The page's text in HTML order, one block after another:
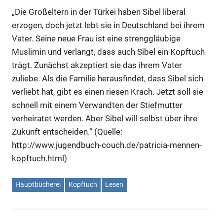
„Die Großeltern in der Türkei haben Sibel liberal
erzogen, doch jetzt lebt sie in Deutschland bei ihrem
Vater. Seine neue Frau ist eine strenggläubige
Muslimin und verlangt, dass auch Sibel ein Kopftuch
trägt. Zunächst akzeptiert sie das ihrem Vater
zuliebe. Als die Familie herausfindet, dass Sibel sich
verliebt hat, gibt es einen riesen Krach. Jetzt soll sie
schnell mit einem Verwandten der Stiefmutter
verheiratet werden. Aber Sibel will selbst über ihre
Zukunft entscheiden.“ (Quelle:
http://www.jugendbuch-couch.de/patricia-mennen-
kopftuch.html)
Hauptbücherei Kopftuch Lesen